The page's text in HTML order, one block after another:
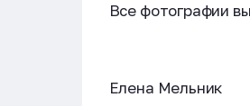
Все фотографии
Елена Мельник